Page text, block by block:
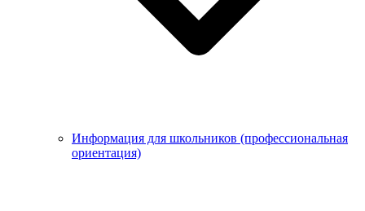
Информация для школьников (профессиональная
ориентация)